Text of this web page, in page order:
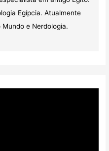
Egípcia. Atualmente
e Nerdologia.